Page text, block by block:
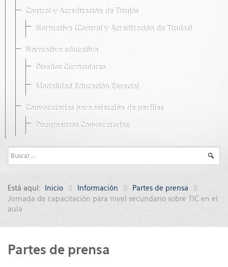
Control y Acreditación de Títulos
Normativa (Control y Acreditación de Títulos)
Normativa educativa
Diseños Curriculares
Modalidad Educación Especial
Convocatorias para selección de perfiles
Documentos Convocatorias
Está aquí: Inicio Información
Partes de prensa
Jornada de capacitación para nivel secundario sobre TIC en el
aula
Partes de prensa